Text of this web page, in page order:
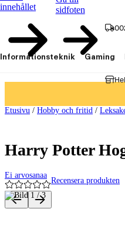
innehållet
sidfoten
Informationsteknik Gaming
Etusivu / Hobby och fritid /
Harry Potter
Ei arvosanaa
Recensera produkten
Produktbilder och